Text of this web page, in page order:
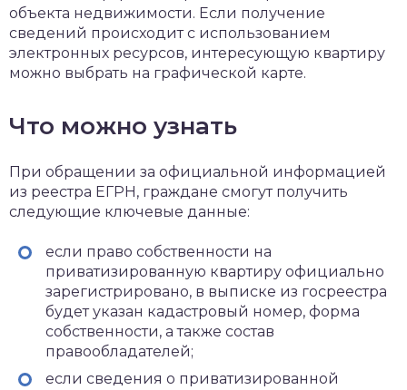
объекта недвижимости. Если получение
сведений происходит с использованием
электронных ресурсов, интересующую квартиру
можно выбрать на графической карте.
Что можно узнать
При обращении за официальной информацией
из реестра ЕГРН, граждане смогут получить
следующие ключевые данные:
если право собственности на
приватизированную квартиру официально
зарегистрировано, в выписке из госреестра
будет указан кадастровый номер, форма
собственности, а также состав
правообладателей;
если сведения о приватизированной